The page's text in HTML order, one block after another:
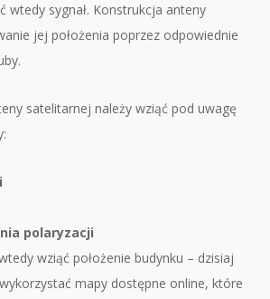
wtedy sygnał. Konstrukcja anteny
jej położenia poprzez odpowiednie
satelitarnej należy wziąć pod uwagę
polaryzacji
wziąć położenie budynku – dzisiaj
mapy dostępne online, które